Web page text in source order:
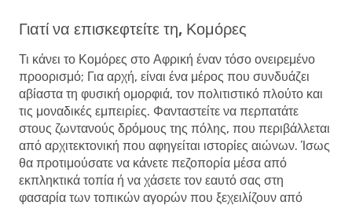
Γιατί να επισκεφτείτε τη, Κομόρες
Τι κάνει το Κομόρες στο Αφρική έναν τόσο ονειρεμένο
προορισμό; Για αρχή, είναι ένα μέρος που συνδυάζει
αβίαστα τη φυσική ομορφιά, τον πολιτιστικό πλούτο και
τις μοναδικές εμπειρίες. Φανταστείτε να περπατάτε
στους ζωντανούς δρόμους της πόλης, που περιβάλλεται
από αρχιτεκτονική που αφηγείται ιστορίες αιώνων. Ίσως
θα προτιμούσατε να κάνετε πεζοπορία μέσα από
εκπληκτικά τοπία ή να χάσετε τον εαυτό σας στη
φασαρία των τοπικών αγορών που ξεχειλίζουν από